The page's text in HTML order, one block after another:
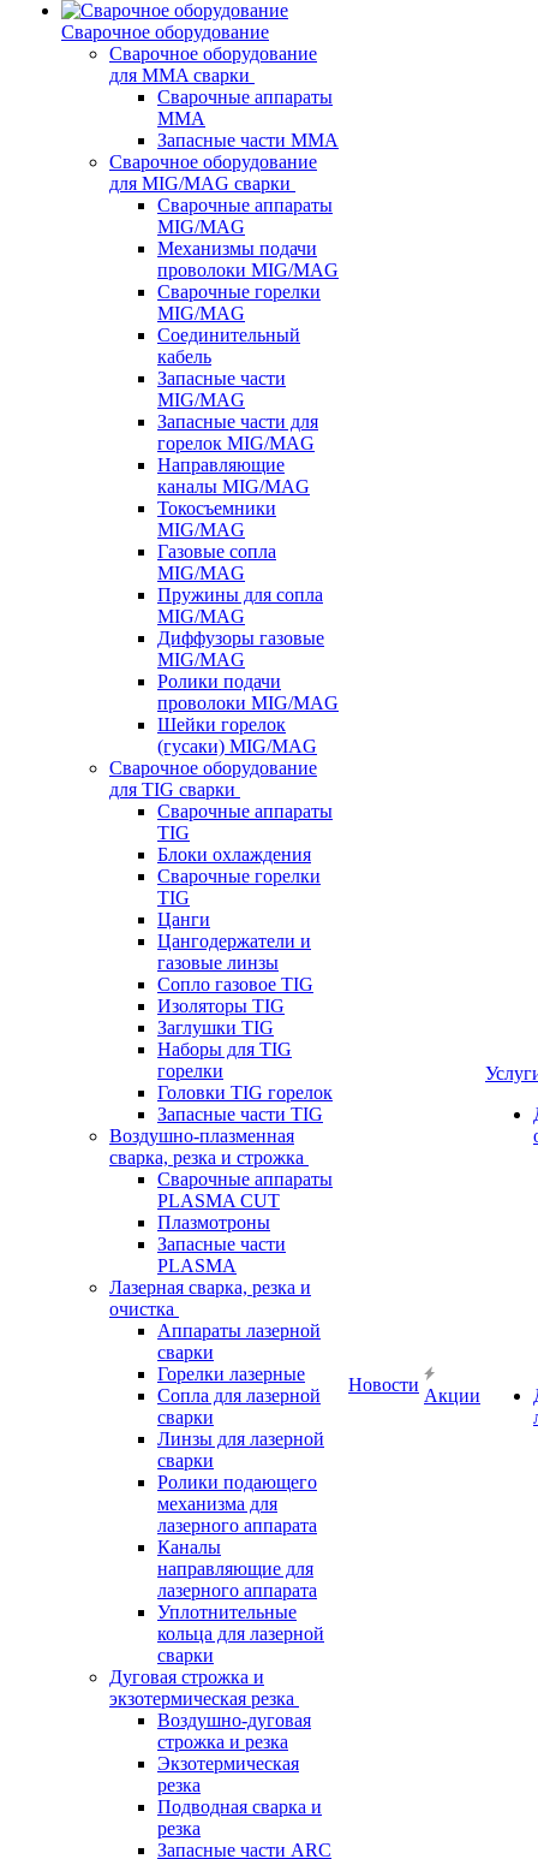
Сварочное оборудование
Сварочное оборудование
для MMA сварки
Сварочные аппараты
MMA
Запасные части MMA
Сварочное оборудование
для MIG/MAG сварки
Сварочные аппараты
MIG/MAG
Механизмы подачи
проволоки MIG/MAG
Сварочные горелки
MIG/MAG
Соединительный
кабель
Запасные части
MIG/MAG
Запасные части для
горелок MIG/MAG
Направляющие
каналы MIG/MAG
Токосъемники
MIG/MAG
Газовые сопла
MIG/MAG
Пружины для сопла
MIG/MAG
Диффузоры газовые
MIG/MAG
Ролики подачи
проволоки MIG/MAG
Шейки горелок
(гусаки) MIG/MAG
Сварочное оборудование
для TIG сварки
Сварочные аппараты
TIG
Блоки охлаждения
Сварочные горелки
TIG
Цанги
Цангодержатели и
газовые линзы
Сопло газовое TIG
Изоляторы TIG
Заглушки TIG
Наборы для TIG
горелки
Головки TIG горелок
Запасные части TIG
Воздушно-плазменная
сварка, резка и строжка
Сварочные аппараты
PLASMA CUT
Плазмотроны
Запасные части
PLASMA
Лазерная сварка, резка и
очистка
Аппараты лазерной
сварки
Горелки лазерные
Сопла для лазерной
сварки
Линзы для лазерной
сварки
Ролики подающего
механизма для
лазерного аппарата
Каналы
направляющие для
лазерного аппарата
Уплотнительные
кольца для лазерной
сварки
Дуговая строжка и
экзотермическая резка
Воздушно-дуговая
строжка и резка
Экзотермическая
резка
Подводная сварка и
резка
Запасные части ARC
Новости
Акции